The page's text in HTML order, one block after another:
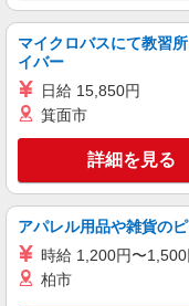
キープ
職業紹介
株式会社kotrio /●YK-S-
綱島
手♪未
時
ン代
横
マイクロバスにて教習
イバー
日給 15,850円
箕面市
詳細を見る
アパレル用品や雑貨の
時給 1,200円〜1,500
柏市